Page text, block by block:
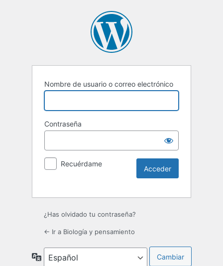
Nombre de usuario o correo electrónico
Contraseña
Recuérdame
¿Has olvidado tu contraseña?
← Ir a Biología y pensamiento
Idioma